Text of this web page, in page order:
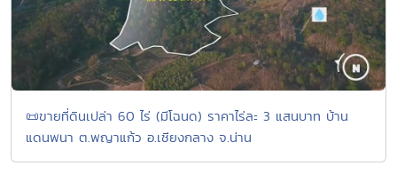
📜ขายที่ดินเปล่า 60 ไร่ (มีโฉนด) ราคาไร่ละ 3 แสนบาท บ้าน
แดนพนา ต.พญาแก้ว อ.เชียงกลาง จ.น่าน